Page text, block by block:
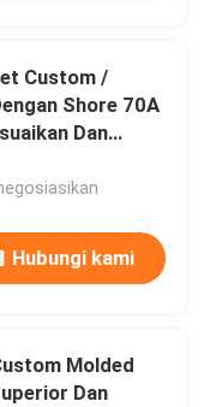
Custom /
Shore 70A
Dan
Hubungi kami
Molded
Dan